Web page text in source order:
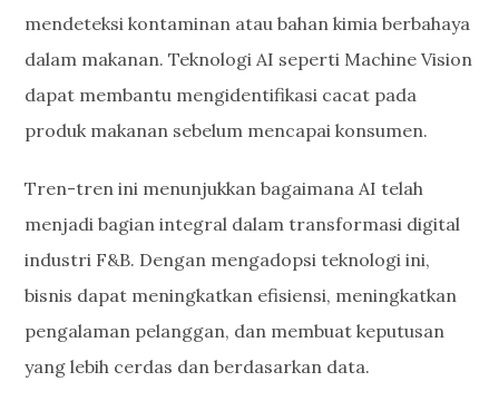
mendeteksi kontaminan atau bahan kimia berbahaya
dalam makanan. Teknologi AI seperti Machine Vision
dapat membantu mengidentifikasi cacat pada
produk makanan sebelum mencapai konsumen.
Tren-tren ini menunjukkan bagaimana AI telah
menjadi bagian integral dalam transformasi digital
industri F&B. Dengan mengadopsi teknologi ini,
bisnis dapat meningkatkan efisiensi, meningkatkan
pengalaman pelanggan, dan membuat keputusan
yang lebih cerdas dan berdasarkan data.